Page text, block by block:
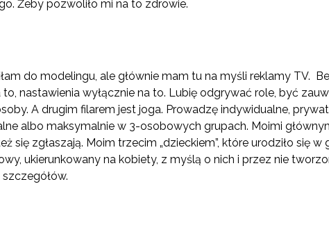
Żeby pozwoliło mi na to zdrowie.
do modelingu, ale głównie mam tu na myśli reklamy TV.
nastawienia wyłącznie na to. Lubię odgrywać role, być
A drugim filarem jest joga. Prowadzę indywidualne,
albo maksymalnie w 3-osobowych grupach. Moimi
się zgłaszają. Moim trzecim „dzieckiem”, które urodziło się w
ukierunkowany na kobiety, z myślą o nich i przez nie